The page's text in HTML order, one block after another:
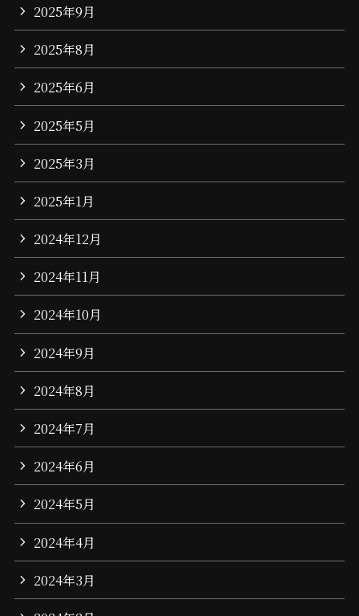
2025年9月
2025年8月
2025年6月
2025年5月
2025年3月
2025年1月
2024年12月
2024年11月
2024年10月
2024年9月
2024年8月
2024年7月
2024年6月
2024年5月
2024年4月
2024年3月